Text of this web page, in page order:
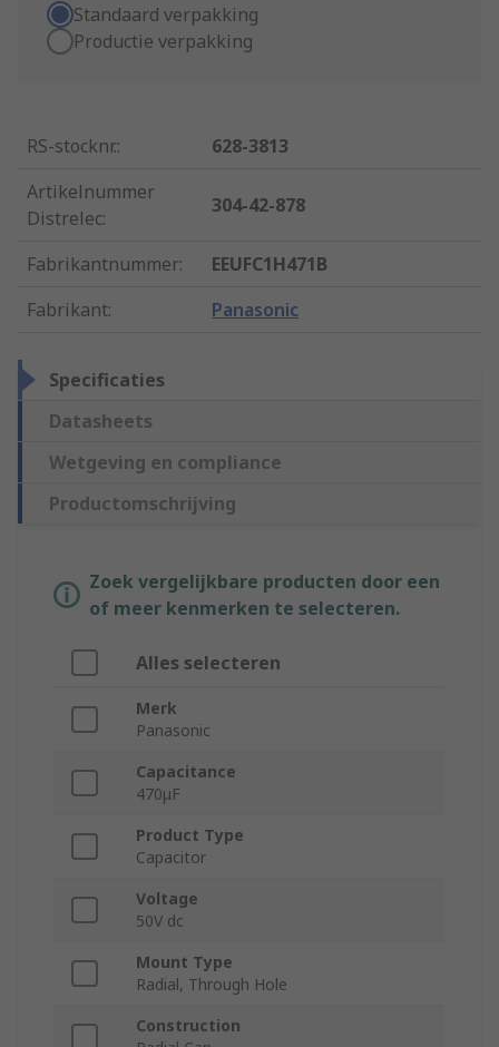
Standaard verpakking
Productie verpakking
RS-stocknr.:
628-3813
Artikelnummer
Distrelec:
304-42-878
Fabrikantnummer:
EEUFC1H471B
Fabrikant: Panasonic
Specificaties
Datasheets
Wetgeving en compliance
Productomschrijving
Zoek vergelijkbare producten door een
of meer kenmerken te selecteren.
Alles selecteren
Merk
Panasonic
Capacitance
470μF
Product Type
Capacitor
Voltage
50V dc
Mount Type
Radial, Through Hole
Construction